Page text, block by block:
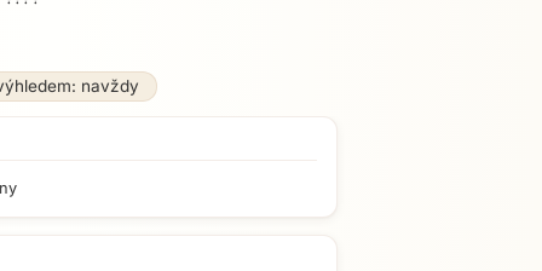
navždy